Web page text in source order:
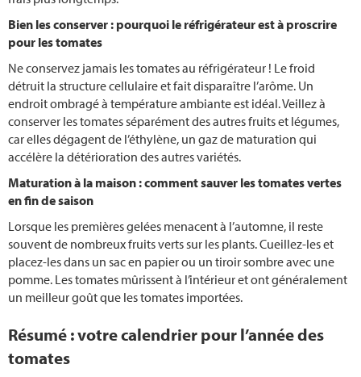
Bien les conserver : pourquoi le réfrigérateur est à proscrire
pour les tomates
Ne conservez jamais les tomates au réfrigérateur ! Le froid
détruit la structure cellulaire et fait disparaître l’arôme. Un
endroit ombragé à température ambiante est idéal. Veillez à
conserver les tomates séparément des autres fruits et légumes,
car elles dégagent de l’éthylène, un gaz de maturation qui
accélère la détérioration des autres variétés.
Maturation à la maison : comment sauver les tomates vertes
en fin de saison
Lorsque les premières gelées menacent à l’automne, il reste
souvent de nombreux fruits verts sur les plants. Cueillez-les et
placez-les dans un sac en papier ou un tiroir sombre avec une
pomme. Les tomates mûrissent à l’intérieur et ont généralement
un meilleur goût que les tomates importées.
Résumé : votre calendrier pour l’année des
tomates